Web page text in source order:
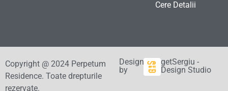
Cere Detalii
Copyright @ 2024 Perpetum
Residence. Toate drepturile
rezervate.
Design
by
getSergiu -
Design Studio